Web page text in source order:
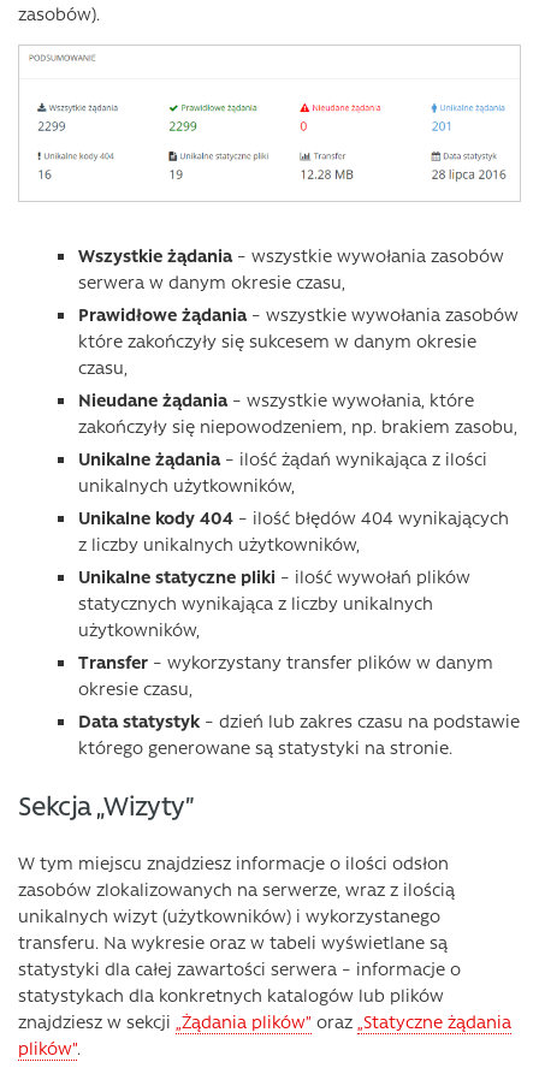
zasobów).
Wszystkie żądania– wszystkie wywołania zasobów
serwera w danym okresie czasu,
Prawidłowe żądania– wszystkie wywołania zasobów
które zakończyły się sukcesem w danym okresie
czasu,
Nieudane żądania– wszystkie wywołania, które
zakończyły się niepowodzeniem, np. brakiem zasobu,
Unikalne żądania– ilość żądań wynikająca z ilości
unikalnych użytkowników,
Unikalne kody 404 – ilość błędów 404 wynikających
z liczby unikalnych użytkowników,
Unikalne statyczne pliki – ilość wywołań plików
statycznych wynikająca z liczby unikalnych
użytkowników,
Transfer – wykorzystany transfer plików w danym
okresie czasu,
Data statystyk – dzień lub zakres czasu na podstawie
którego generowane są statystyki na stronie.
Sekcja „Wizyty”
W tym miejscu znajdziesz informacje o ilości odsłon
zasobów zlokalizowanych na serwerze, wraz z ilością
unikalnych wizyt (użytkowników) i wykorzystanego
transferu. Na wykresie oraz w tabeli wyświetlane są
statystyki dla całej zawartości serwera – informacje o
statystykach dla konkretnych katalogów lub plików
znajdziesz w sekcji „Żądania plików” oraz „Statyczne żądania
plików”.